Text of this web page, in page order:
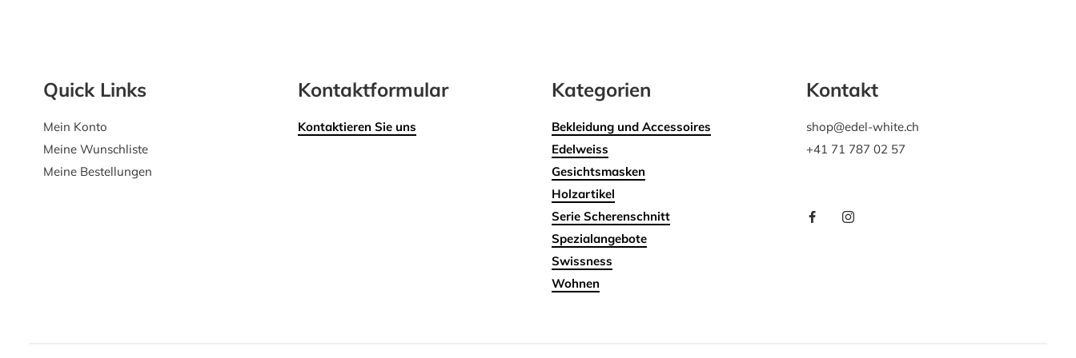
Quick Links
Mein Konto
Meine Wunschliste
Meine Bestellungen
Kontaktformular
Kontaktieren Sie uns
Kategorien
Bekleidung und Accessoires
Edelweiss
Gesichtsmasken
Holzartikel
Serie Scherenschnitt
Spezialangebote
Swissness
Wohnen
Kontakt
shop@edel-white.ch
+41 71 787 02 57